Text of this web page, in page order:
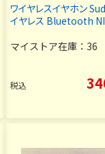
ワイヤレスイヤホン
イヤレス Bluetooth
マイストア在庫： 36
税込